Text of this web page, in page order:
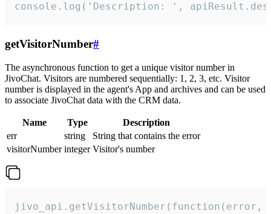
console.log('Description: ',
getVisitorNumber#
The asynchronous function to get a unique visitor number in
JivoChat. Visitors are numbered sequentially: 1, 2, 3, etc. Visitor
number is displayed in the agent's App and archives and can be used
to associate JivoChat data with the CRM data.
Name Type
Description
err
string
String that contains the error
visitorNumber integer Visitor's number
jivo_api.getVisitorNumber(function(error,